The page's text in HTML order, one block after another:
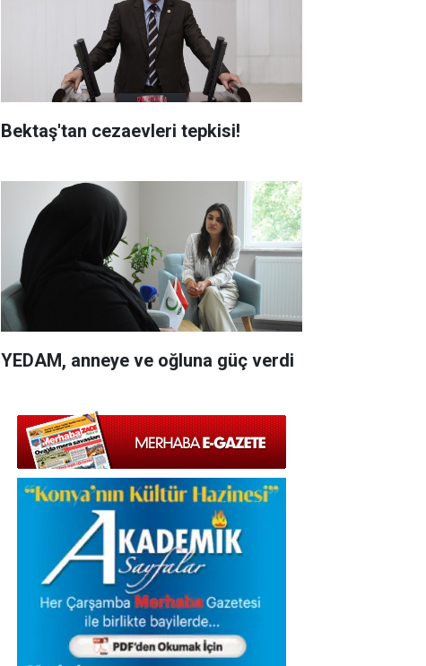
Bektaş'tan cezaevleri tepkisi!
YEDAM, anneye ve oğluna güç verdi